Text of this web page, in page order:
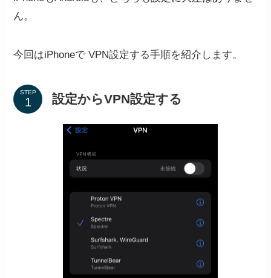
ん。
今回はiPhoneで VPN設定する手順を紹介します。
STEP 設定からVPN設定する